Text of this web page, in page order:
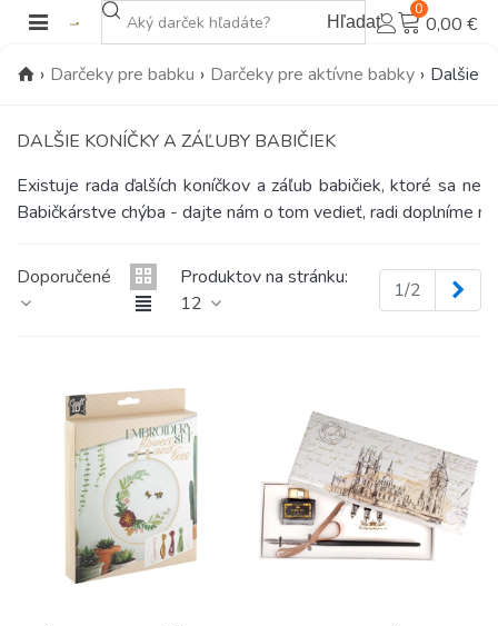
Hľadať
0
0,00 €
› Darčeky pre babku › Darčeky pre aktívne babky › Dalšie
DALŠIE KONÍČKY A ZÁĽUBY BABIČIEK
Existuje rada ďalších koníčkov a záľub babičiek, ktoré sa
Babičkárstve chýba - dajte nám o tom vedieť, radi doplníme
Doporučené
Produktov na stránku:
12
1/2